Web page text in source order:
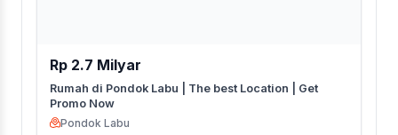
Rp 2.7 Milyar
Rumah di Pondok Labu | The best Location | Get
Promo Now
Pondok Labu